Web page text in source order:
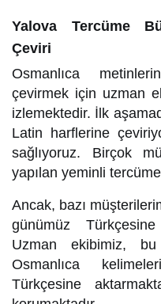
Yalova Tercüme
Çeviri
Osmanlıca
çevirmek için uzman
izlemektedir. İlk
Latin harflerine
sağlıyoruz. Birçok
yapılan yeminli
Ancak, bazı
günümüz
Uzman ekibimiz,
Osmanlıca
Türkçesine